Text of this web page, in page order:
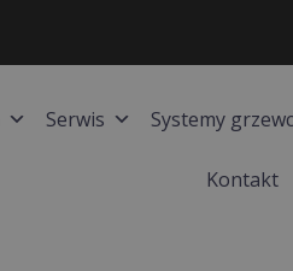
Serwis Systemy
Kontakt